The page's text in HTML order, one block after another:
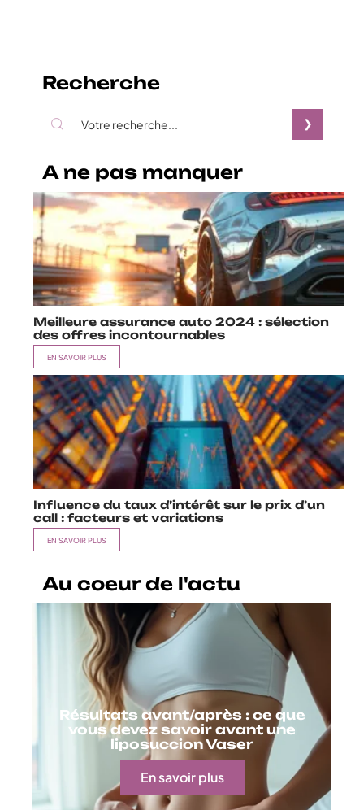
Recherche
A ne pas manquer
Meilleure assurance auto 2024 : sélection
des offres incontournables
EN SAVOIR PLUS
Influence du taux d’intérêt sur le prix d’un
call : facteurs et variations
EN SAVOIR PLUS
Au coeur de l'actu
Résultats avant/après : ce que
vous devez savoir avant une
liposuccion Vaser
En savoir plus